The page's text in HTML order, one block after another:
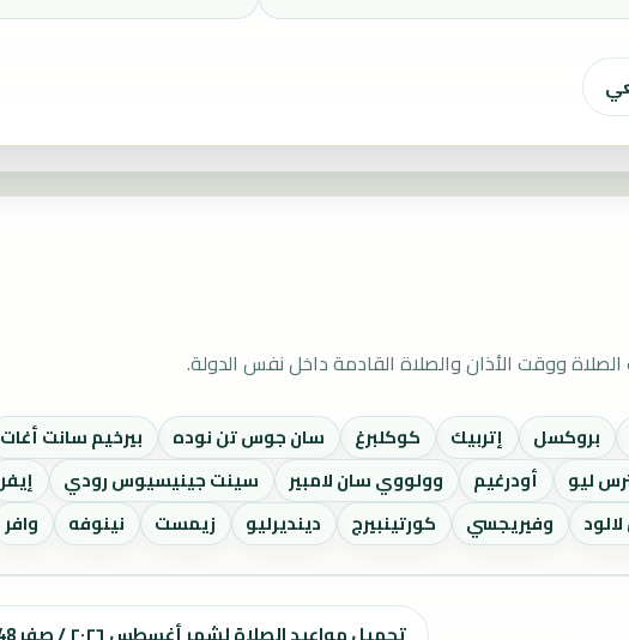
ووقت الأذان والصلاة القادمة داخل نفس الدولة.
بروكسل إتربيك كوكلبرغ سان جوس تن نوده بيرخيم سانت أغات
ليو أودرغيم وولووي سان لامبير سينت جينيسيوس رودي إيفر
وفيريجسي كورتينبيرج دينديرليو زيمست نينوفه وافر